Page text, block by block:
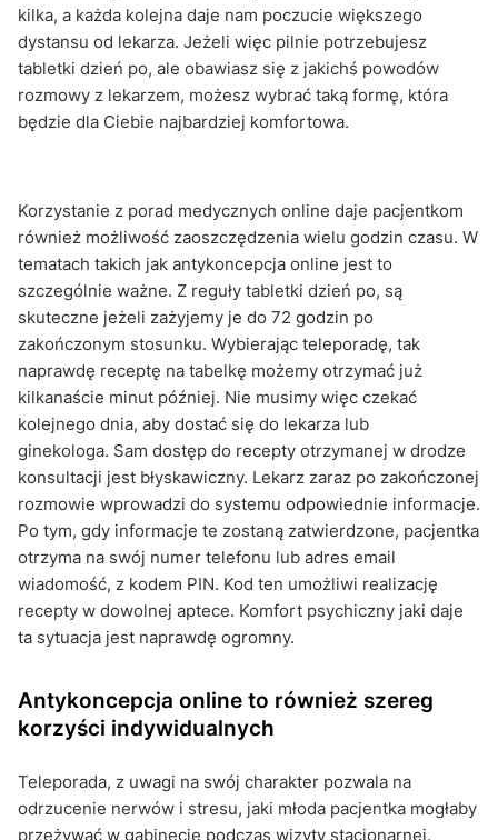
kilka, a każda kolejna daje nam poczucie większego
dystansu od lekarza. Jeżeli więc pilnie potrzebujesz
tabletki dzień po, ale obawiasz się z jakichś powodów
rozmowy z lekarzem, możesz wybrać taką formę, która
będzie dla Ciebie najbardziej komfortowa.
Korzystanie z porad medycznych online daje pacjentkom
również możliwość zaoszczędzenia wielu godzin czasu. W
tematach takich jak antykoncepcja online jest to
szczególnie ważne. Z reguły tabletki dzień po, są
skuteczne jeżeli zażyjemy je do 72 godzin po
zakończonym stosunku. Wybierając teleporadę, tak
naprawdę receptę na tabelkę możemy otrzymać już
kilkanaście minut później. Nie musimy więc czekać
kolejnego dnia, aby dostać się do lekarza lub
ginekologa. Sam dostęp do recepty otrzymanej w drodze
konsultacji jest błyskawiczny. Lekarz zaraz po zakończonej
rozmowie wprowadzi do systemu odpowiednie informacje.
Po tym, gdy informacje te zostaną zatwierdzone, pacjentka
otrzyma na swój numer telefonu lub adres email
wiadomość, z kodem PIN. Kod ten umożliwi realizację
recepty w dowolnej aptece. Komfort psychiczny jaki daje
ta sytuacja jest naprawdę ogromny.
Antykoncepcja online to również szereg
korzyści indywidualnych
Teleporada, z uwagi na swój charakter pozwala na
odrzucenie nerwów i stresu, jaki młoda pacjentka mogłaby
przeżywać w gabinecie podczas wizyty stacjonarnej.